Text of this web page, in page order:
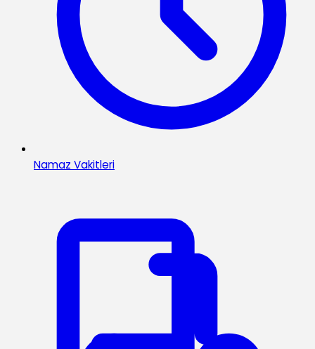
Namaz Vakitleri